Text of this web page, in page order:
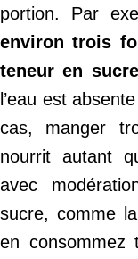
portion. Par
environ trois
teneur en sucre
l’eau est
cas, manger
nourrit autant
avec
sucre, comme
en consommez